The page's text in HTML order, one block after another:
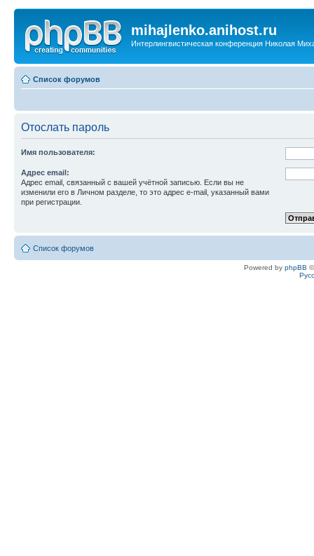
mihajlenko.anihost.ru
Интерлингвистическая конференция Николая
Список форумов
Отослать пароль
Имя пользователя:
Адрес email:
Адрес email, связанный с вашей учётной записью. Если вы не
изменили его в Личном разделе, то это адрес e-mail, указанный вами
при регистрации.
Список форумов
Powered by phpBB